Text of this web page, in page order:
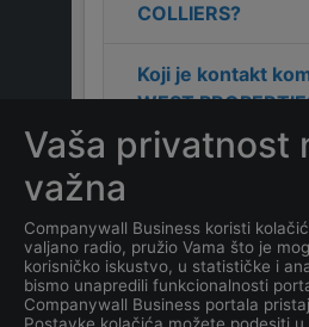
COLLIERS?
Koji je kontakt
WEST
COLLIERS
kompanijaWEST
PROPERTIES
Koji je datum
Vaša privatnost
važna
Companywall Business koristi
valjano radio, pružio Vama što je
korisničko iskustvo, u statističke i
bismo unapredili funkcionalnosti
Companywall Business portala